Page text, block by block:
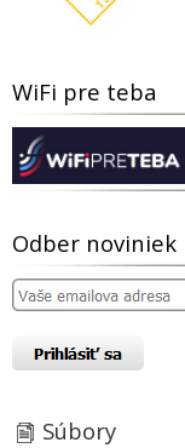
WiFi pre teba
Odber noviniek
Súbory